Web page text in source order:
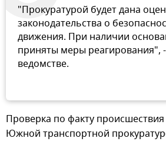
"Прокуратурой будет дана
законодательства о
движения. При наличии
приняты меры реагирования",
ведомстве.
Проверка по факту
Южной транспортной